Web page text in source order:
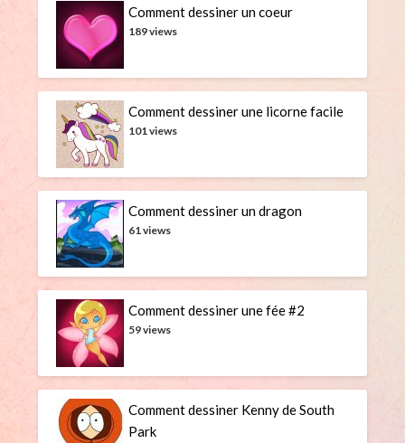
Comment dessiner un coeur
189 views
Comment dessiner une licorne facile
101 views
Comment dessiner un dragon
61 views
Comment dessiner une fée #2
59 views
Comment dessiner Kenny de South
Park